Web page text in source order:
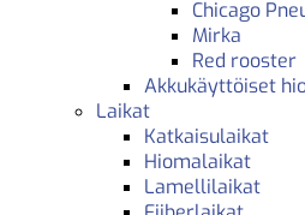
Chicago
Mirka
Red rooster
Akkukäyttöiset
Laikat
Katkaisulaikat
Hiomalaikat
Lamellilaikat